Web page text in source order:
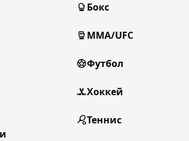
Бокс
MMA/UFC
Футбол
Хоккей
Теннис